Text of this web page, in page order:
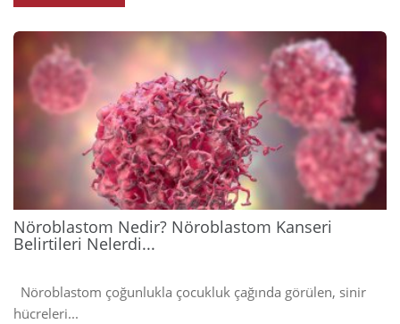
2024
Nöroblastom Nedir? Nöroblastom Kanseri
Belirtileri Nelerdi...
Nöroblastom çoğunlukla çocukluk çağında görülen, sinir
hücreleri...